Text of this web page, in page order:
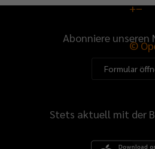
+−
©
Abonniere unseren
Formular
Stets aktuell mit der